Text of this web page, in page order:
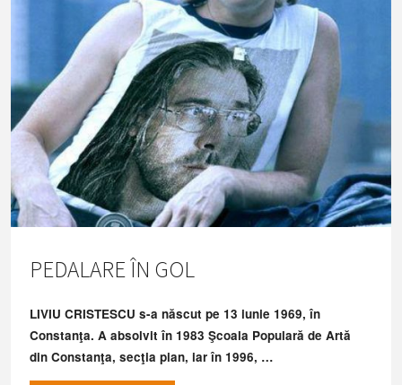
PEDALARE ÎN GOL
LIVIU CRISTESCU s-a născut pe 13 iunie 1969, în
Constanţa. A absolvit în 1983 Şcoala Populară de Artă
din Constanţa, secţia pian, iar în 1996, …